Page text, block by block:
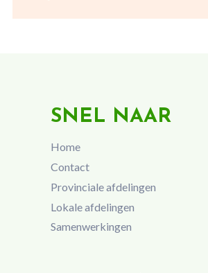
SNEL NAAR
Home
Contact
Provinciale afdelingen
Lokale afdelingen
Samenwerkingen